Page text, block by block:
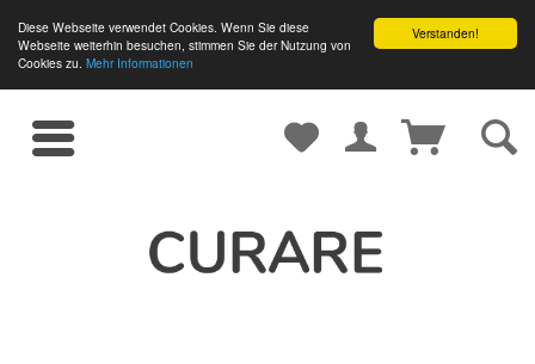
Verstanden!
Diese Webseite verwendet Cookies. Wenn Sie diese
Webseite weiterhin besuchen, stimmen Sie der Nutzung von
Cookies zu. Mehr Informationen